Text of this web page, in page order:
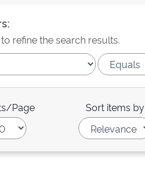
refine the search results.
Page Sort items by